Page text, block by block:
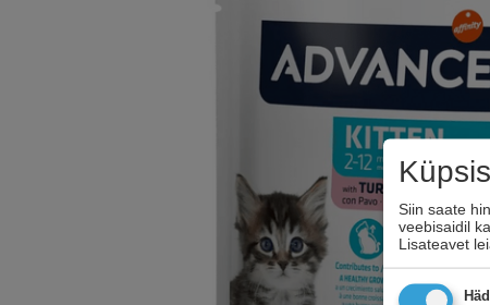
Siin saate
veebisaidil
Lisateavet